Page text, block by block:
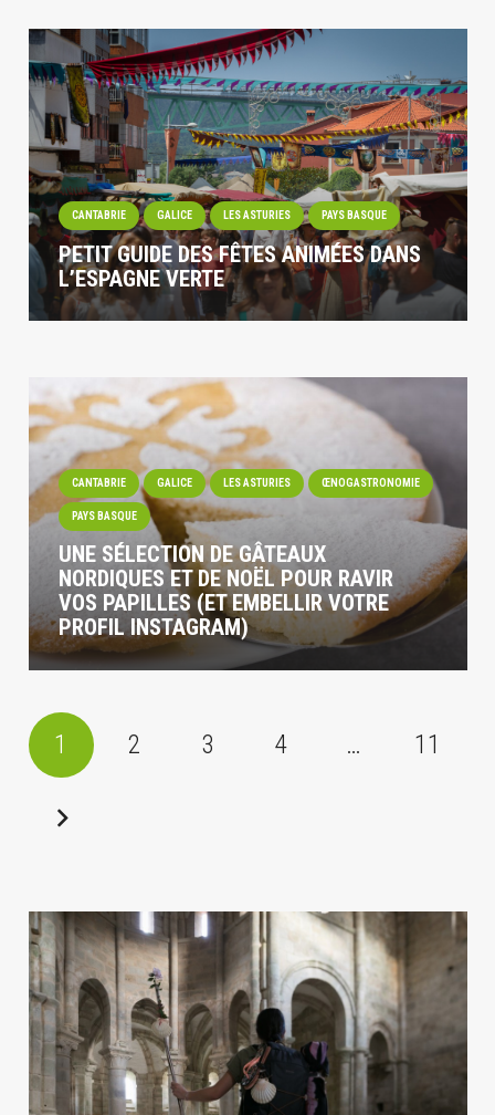
CANTABRIE GALICE LES ASTURIES PAYS BASQUE
PETIT GUIDE DES FÊTES ANIMÉES DANS
L’ESPAGNE VERTE
CANTABRIE GALICE LES ASTURIES ŒNOGASTRONOMIE
PAYS BASQUE
UNE SÉLECTION DE GÂTEAUX
NORDIQUES ET DE NOËL POUR RAVIR
VOS PAPILLES (ET EMBELLIR VOTRE
PROFIL INSTAGRAM)
1 2 3 4 … 11